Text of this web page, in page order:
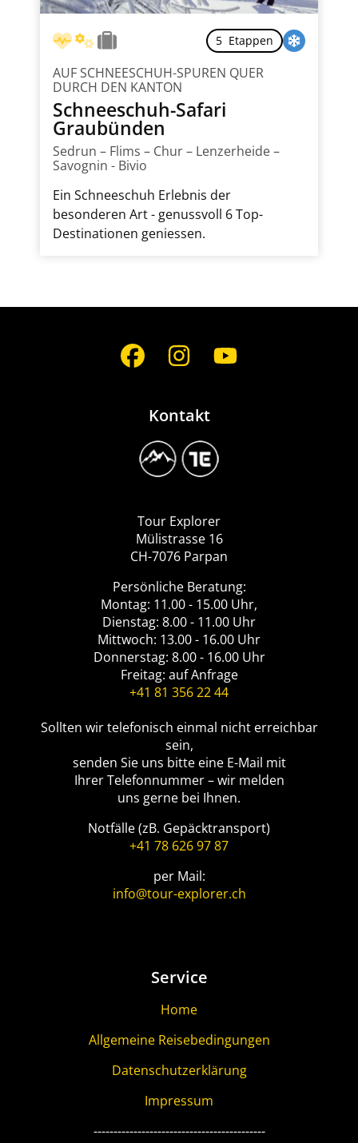
5 Etappen
AUF SCHNEESCHUH-SPUREN QUER
DURCH DEN KANTON
Schneeschuh-Safari
Graubünden
Sedrun – Flims – Chur – Lenzerheide –
Savognin - Bivio
Ein Schneeschuh Erlebnis der
besonderen Art - genussvoll 6 Top-
Destinationen geniessen.
Social
Media
Kontakt
Image
ExplorerTour Explorer
Mülistrasse 16
CH-7076 Parpan
Persönliche Beratung:
Montag: 11.00 - 15.00 Uhr,
Dienstag: 8.00 - 11.00 Uhr
Mittwoch: 13.00 - 16.00 Uhr
Donnerstag: 8.00 - 16.00 Uhr
Freitag: auf Anfrage
+41 81 356 22 44
Sollten wir telefonisch einmal nicht erreichbar
sein,
senden Sie uns bitte eine E-Mail mit
Ihrer Telefonnummer – wir melden
uns gerne bei Ihnen.
Notfälle (zB. Gepäcktransport)
+41 78 626 97 87
per Mail:
info@tour-explorer.ch
Service
Home
Allgemeine Reisebedingungen
Datenschutzerklärung
Impressum
-------------------------------------------